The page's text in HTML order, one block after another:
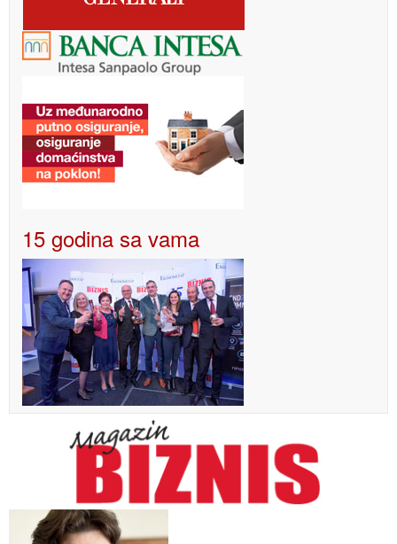
15 godina sa vama